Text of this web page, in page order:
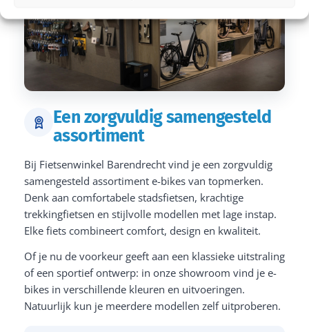
Een zorgvuldig samengesteld
assortiment
Bij Fietsenwinkel Barendrecht vind je een zorgvuldig
samengesteld assortiment e-bikes van topmerken.
Denk aan comfortabele stadsfietsen, krachtige
trekkingfietsen en stijlvolle modellen met lage instap.
Elke fiets combineert comfort, design en kwaliteit.
Of je nu de voorkeur geeft aan een klassieke uitstraling
of een sportief ontwerp: in onze showroom vind je e-
bikes in verschillende kleuren en uitvoeringen.
Natuurlijk kun je meerdere modellen zelf uitproberen.